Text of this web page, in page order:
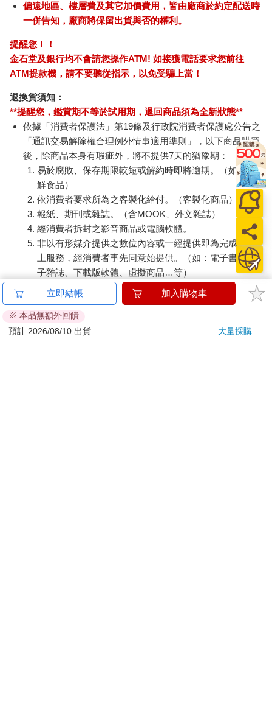
偏遠地區、樓層費及其它加價費用，皆由廠商於約定配送時
一併告知，廠商將保留出貨與否的權利。
提醒您！！
金石堂及銀行均不會請您操作ATM! 如接獲電話要求您前往
ATM提款機，請不要聽從指示，以免受騙上當！
退換貨須知：
**提醒您，鑑賞期不等於試用期，退回商品須為全新狀態**
依據「消費者保護法」第19條及行政院消費者保護處公告之
「通訊交易解除權合理例外情事適用準則」，以下商品購買
後，除商品本身有瑕疵外，將不提供7天的猶豫期：
易於腐敗、保存期限較短或解約時即將逾期。（如：生
鮮食品）
依消費者要求所為之客製化給付。（客製化商品）
報紙、期刊或雜誌。（含MOOK、外文雜誌）
經消費者拆封之影音商品或電腦軟體。
非以有形媒介提供之數位內容或一經提供即為完成之線
上服務，經消費者事先同意始提供。（如：電子書、電
子雜誌、下載版軟體、虛擬商品…等）
已拆封之個人衛生用品。（如：內衣褲、刮鬍刀、除毛
若非上列種類商品，均享有到貨7天的猶豫期（含例假
日）。
立即結帳 加入購物車
※ 本品無額外回饋
預計 2026/08/10 出貨
大量採購